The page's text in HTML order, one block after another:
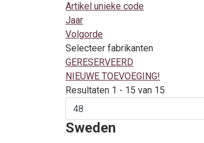
Artikel unieke code
Jaar
Volgorde
Selecteer fabrikanten
GERESERVEERD
NIEUWE TOEVOEGING!
Resultaten 1 - 15 van 15
Sweden